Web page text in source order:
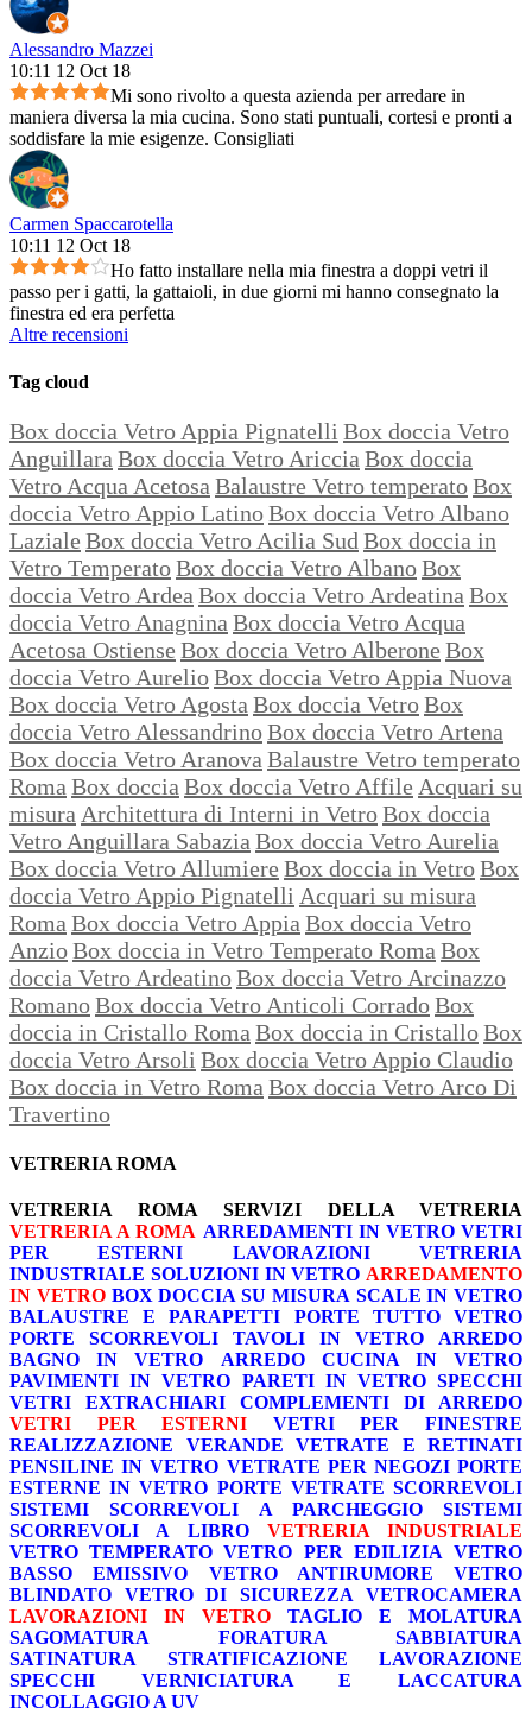
Alessandro Mazzei
10:11 12 Oct 18
Mi sono rivolto a questa azienda per arredare in
maniera diversa la mia cucina. Sono stati puntuali, cortesi e pronti a
soddisfare la mie esigenze. Consigliati
Carmen Spaccarotella
10:11 12 Oct 18
Ho fatto installare nella mia finestra a doppi vetri il
passo per i gatti, la gattaioli, in due giorni mi hanno consegnato la
finestra ed era perfetta
Altre recensioni
Tag cloud
Box doccia Vetro Appia Pignatelli Box doccia Vetro
Anguillara Box doccia Vetro Ariccia Box doccia
Vetro Acqua Acetosa Balaustre Vetro temperatoBox
doccia Vetro Appio LatinoBox doccia Vetro Albano
Laziale Box doccia Vetro Acilia Sud Box doccia in
Vetro TemperatoBox doccia Vetro AlbanoBox
doccia Vetro Ardea Box doccia Vetro Ardeatina Box
doccia Vetro Anagnina Box doccia Vetro Acqua
Acetosa Ostiense Box doccia Vetro Alberone Box
doccia Vetro AurelioBox doccia Vetro Appia Nuova
Box doccia Vetro Agosta Box doccia VetroBox
doccia Vetro AlessandrinoBox doccia Vetro Artena
Box doccia Vetro Aranova Balaustre Vetro temperato
Roma Box doccia Box doccia Vetro Affile Acquari su
misura Architettura di Interni in VetroBox doccia
Vetro Anguillara Sabazia Box doccia Vetro Aurelia
Box doccia Vetro Allumiere Box doccia in VetroBox
doccia Vetro Appio Pignatelli Acquari su misura
Roma Box doccia Vetro Appia Box doccia Vetro
AnzioBox doccia in Vetro Temperato Roma Box
doccia Vetro ArdeatinoBox doccia Vetro Arcinazzo
RomanoBox doccia Vetro Anticoli CorradoBox
doccia in Cristallo Roma Box doccia in CristalloBox
doccia Vetro Arsoli Box doccia Vetro Appio Claudio
Box doccia in Vetro Roma Box doccia Vetro Arco Di
Travertino
VETRERIA ROMA
VETRERIA ROMA
SERVIZI DELLA VETRERIA
VETRERIA A ROMA ARREDAMENTI IN VETRO VETRI
PER ESTERNI
LAVORAZIONI
VETRERIA
INDUSTRIALE SOLUZIONI IN VETRO ARREDAMENTO
IN VETRO BOX DOCCIA SU MISURA SCALE IN VETRO
BALAUSTRE E PARAPETTI
PORTE TUTTO VETRO
PORTE SCORREVOLI
TAVOLI IN VETRO
ARREDO
BAGNO IN VETRO
ARREDO CUCINA IN VETRO
PAVIMENTI IN VETRO PARETI IN VETRO SPECCHI
VETRI EXTRACHIARI
COMPLEMENTI DI ARREDO
VETRI PER ESTERNI
VETRI PER FINESTRE
REALIZZAZIONE VERANDE
VETRATE E RETINATI
PENSILINE IN VETRO VETRATE PER NEGOZI PORTE
ESTERNE IN VETRO PORTE VETRATE SCORREVOLI
SISTEMI SCORREVOLI A PARCHEGGIO
SISTEMI
SCORREVOLI A LIBRO
VETRERIA INDUSTRIALE
VETRO TEMPERATO VETRO PER EDILIZIA VETRO
BASSO EMISSIVO
VETRO ANTIRUMORE
VETRO
BLINDATO
VETRO DI SICUREZZA
VETROCAMERA
LAVORAZIONI IN VETRO
TAGLIO E MOLATURA
SAGOMATURA
FORATURA
SABBIATURA
SATINATURA
STRATIFICAZIONE
LAVORAZIONE
SPECCHI
VERNICIATURA E LACCATURA
INCOLLAGGIO A UV